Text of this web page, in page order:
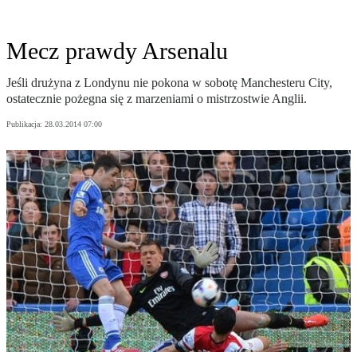
Mecz prawdy Arsenalu
Jeśli drużyna z Londynu nie pokona w sobotę Manchesteru City,
ostatecznie pożegna się z marzeniami o mistrzostwie Anglii.
Publikacja: 28.03.2014 07:00